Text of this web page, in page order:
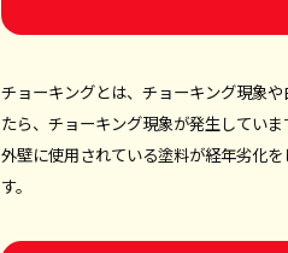
チョーキングとは、チョーキング現象
たら、チョーキング現象が発生していま
外壁に使用されている塗料が経年劣化
す。